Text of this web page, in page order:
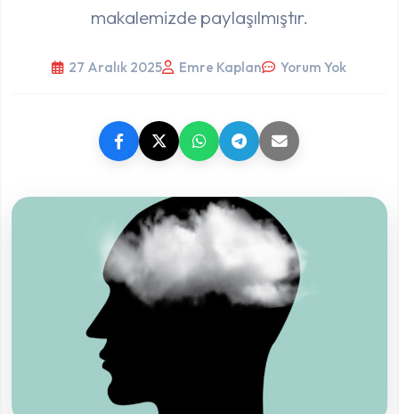
makalemizde paylaşılmıştır.
27 Aralık 2025 Emre Kaplan Yorum Yok